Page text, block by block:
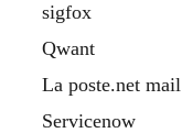
sigfox
Qwant
La poste.net mail
Servicenow